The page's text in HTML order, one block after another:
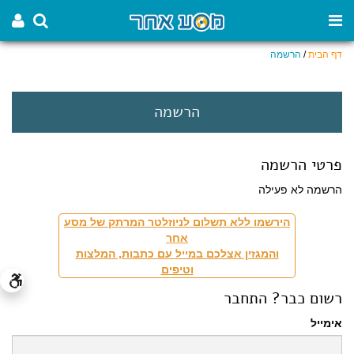
דף הבית/ הרשמה
הרשמה
פרטי הרשמה
הרשמה לא פעילה
הירשמו ללא תשלום לניוזלטר המרתק של מסע
אחר
והמגזין אצלכם במייל עם כתבות, המלצות
וטיפים
רשום כבר? התחבר
אימייל